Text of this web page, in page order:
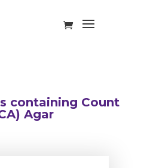
containing Count
Agar